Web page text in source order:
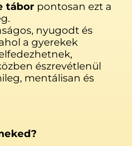
tábor pontosan ezt a
nyugodt és
a gyerekek
észrevétlenül
mentálisan és